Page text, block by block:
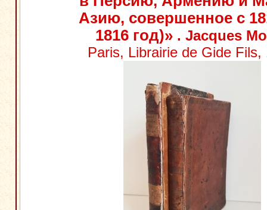
Азию, совершенное с
1816 год)». Jacques
Paris, Librairie de Gide Fils,